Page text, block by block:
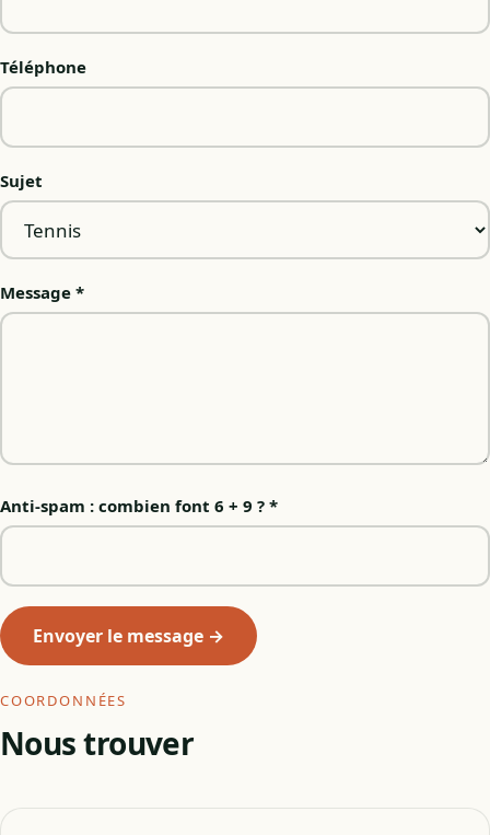
Téléphone
Sujet
Message *
Anti-spam : combien font 6 + 9 ? *
Envoyer le message →
COORDONNÉES
Nous trouver